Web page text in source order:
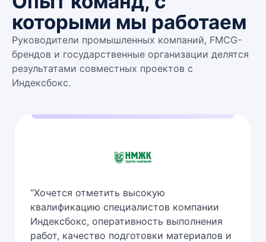
которыми мы работаем
Руководители промышленных компаний, FMCG-
брендов и государственные организации делятся
результатами совместных проектов с
Индексбокс.
“Хочется отметить высокую
квалификацию специалистов компании
Индексбокс, оперативность выполнения
работ, качество подготовки материалов и